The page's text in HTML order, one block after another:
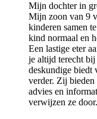
Mijn dochter in
Mijn zoon van 9
kinderen samen
kind normaal en
Een lastige eter
je altijd terecht bij
deskundige biedt
verder. Zij bieden
advies en
verwijzen ze door.